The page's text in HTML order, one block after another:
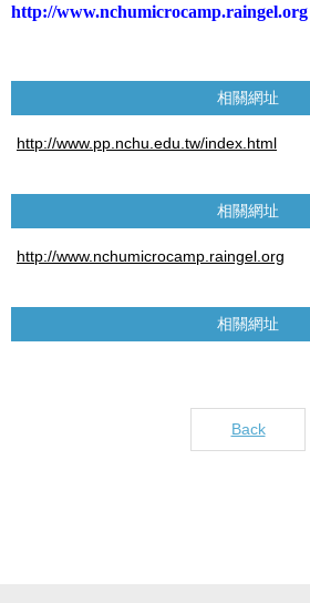
http://www.nchumicrocamp.raingel.org
相關網址
http://www.pp.nchu.edu.tw/index.html
相關網址
http://www.nchumicrocamp.raingel.org
相關網址
Back